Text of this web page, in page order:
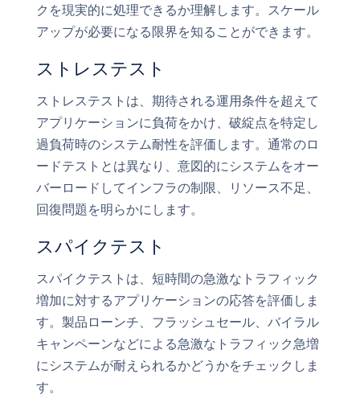
クを現実的に処理できるか理解します。スケール
アップが必要になる限界を知ることができます。
ストレステスト
ストレステストは、期待される運用条件を超えて
アプリケーションに負荷をかけ、破綻点を特定し
過負荷時のシステム耐性を評価します。通常のロ
ードテストとは異なり、意図的にシステムをオー
バーロードしてインフラの制限、リソース不足、
回復問題を明らかにします。
スパイクテスト
スパイクテストは、短時間の急激なトラフィック
増加に対するアプリケーションの応答を評価しま
す。製品ローンチ、フラッシュセール、バイラル
キャンペーンなどによる急激なトラフィック急増
にシステムが耐えられるかどうかをチェックしま
す。